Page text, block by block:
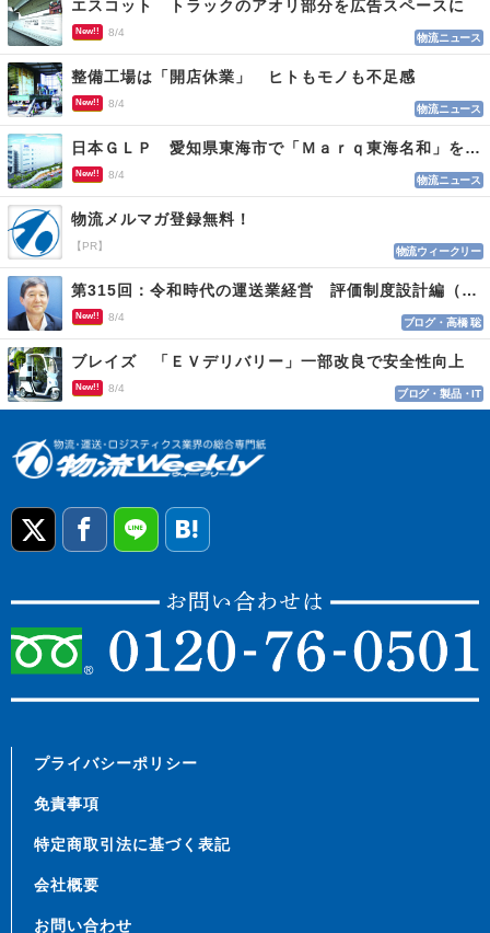
エスコット トラックのアオリ部分を広告スペースに
New!! 8/4 物流ニュース
整備工場は「開店休業」 ヒトもモノも不足感
New!! 8/4 物流ニュース
日本ＧＬＰ 愛知県東海市で「Ｍａｒｑ東海名和」を開発
New!! 8/4 物流ニュース
物流メルマガ登録無料！
【PR】 物流ウィークリー
第315回：令和時代の運送業経営 評価制度設計編（１１５）
New!! 8/4 ブログ・高橋 聡
ブレイズ 「ＥＶデリバリー」一部改良で安全性向上
New!! 8/4 ブログ・製品・IT
プライバシーポリシー
免責事項
特定商取引法に基づく表記
会社概要
お問い合わせ